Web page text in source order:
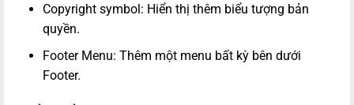
Copyright symbol: Hiển thị thêm biểu tượng bản
quyền.
Footer Menu: Thêm một menu bất kỳ bên dưới
Footer.